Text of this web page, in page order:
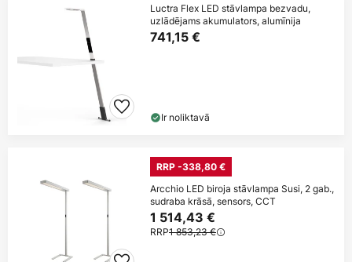
Luctra Flex LED stāvlampa bezvadu,
uzlādējams akumulators, alumīnija
741,15 €
Ir noliktavā
RRP -338,80 €
Arcchio LED biroja stāvlampa Susi, 2 gab.,
sudraba krāsā, sensors, CCT
1 514,43 €
RRP1 853,23 €